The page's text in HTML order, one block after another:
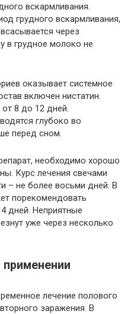
вскармливания.
грудного вскармливания,
через
в грудное молоко не
оказывает системное
включен нистатин.
8 до 12 дней.
глубоко во
перед сном.
необходимо хорошо
Курс лечения свечами
– не более восьми дней. В
порекомендовать
дней. Неприятные
уже через несколько
лечение полового
заражения. В